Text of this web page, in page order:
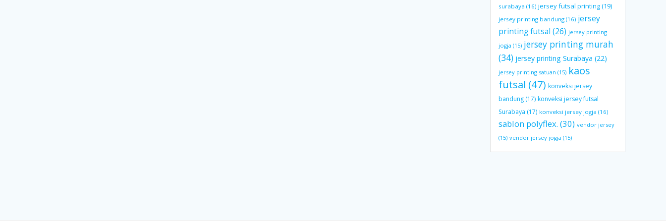
surabaya (16) jersey futsal printing(19)
jersey printing bandung (16) jersey
printing futsal (26) jersey printing
jogja (15) jersey printing murah
(34) jersey printing Surabaya (22)
jersey printing satuan (15) kaos
futsal (47) konveksi jersey
bandung (17) konveksi jersey futsal
Surabaya (17) konveksi jersey jogja (16)
sablon polyflex. (30) vendor jersey
(15) vendor jersey jogja (15)